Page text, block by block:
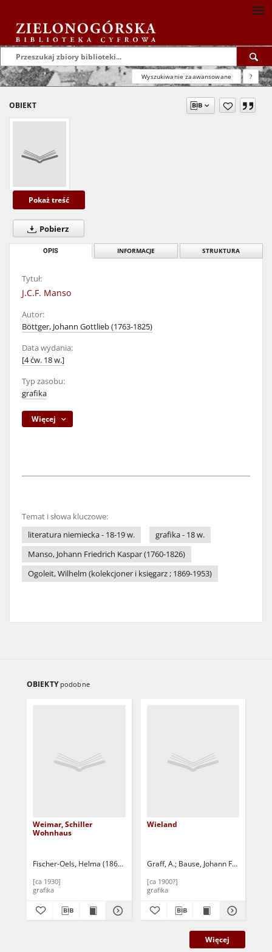
Wyszukiwanie zaawansowane ?
OBIEKT
Pokaż treść
Pobierz
OPIS INFORMACJE STRUKTURA
Tytuł:
J.C.F. Manso
Autor:
Böttger, Johann Gottlieb (1763-1825)
Data wydania:
[4 ćw. 18 w.]
Typ zasobu:
grafika
Więcej
Temat i słowa kluczowe:
literatura niemiecka - 18-19 w.
grafika - 18 w.
Manso, Johann Friedrich Kaspar (1760-1826)
Ogoleit, Wilhelm (kolekcjoner i księgarz ; 1869-1953)
OBIEKTY podobne
Weimar, Schiller
Wohnhaus
Fischer-Oels, Helma (1860-1930)
[ca 1930]
grafika
Wieland
Graff, A. Bause, Johann Friedrich
[ca 1900?]
grafika
Więcej